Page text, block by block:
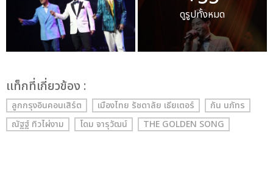
ดูรูปทั้งหมด
เเท็กที่เกี่ยวข้อง :
ลูกกรุงอินคอนเสิร์ต เมืองไทย รัชดาลัย เธียเตอร์
กัน นภัทร
ณัฐฐ์ ทิวไผ่งาม
โดม จารุวัฒน์ THE GOLDEN SONG